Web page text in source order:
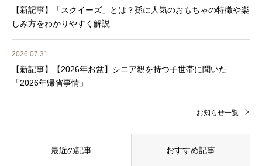
【新記事】「スクイーズ」とは？孫に人気のおもちゃの特徴や楽
しみ方をわかりやすく解説
2026.07.31
【新記事】【2026年お盆】シニア親を持つ子世帯に聞いた
「2026年帰省事情」
お知らせ一覧
最近の記事 おすすめ記事